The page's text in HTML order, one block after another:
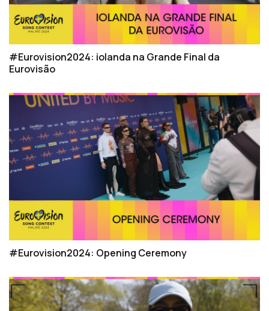
#Eurovision2024: iolanda na Grande Final da
Eurovisão
#Eurovision2024: Opening Ceremony